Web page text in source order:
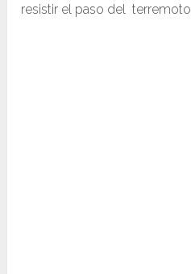
resistir el paso del terremoto.